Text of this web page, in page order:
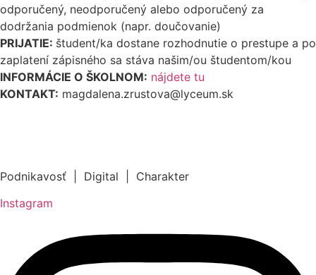
odporučený, neodporučený alebo odporučený za
dodržania podmienok (napr. doučovanie)
PRIJATIE: študent/ka dostane rozhodnutie o prestupe a po
zaplatení zápisného sa stáva našim/ou študentom/kou
INFORMÁCIE O ŠKOLNOM: nájdete tu
KONTAKT: magdalena.zrustova@lyceum.sk
Podnikavosť | Digital | Charakter
Instagram